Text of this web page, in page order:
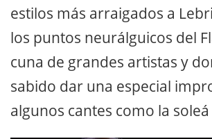
estilos más arraigados a
los puntos neurálguicos del
cuna de grandes artistas y
sabido dar una especial
algunos cantes como la